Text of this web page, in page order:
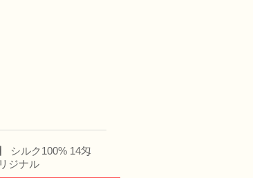
シルク100% 14匁
ジナル